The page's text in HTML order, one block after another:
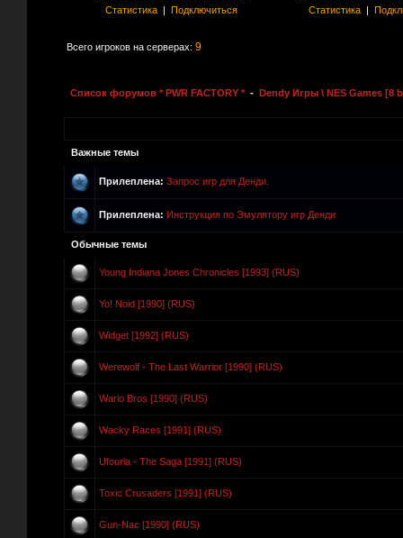
Статистика| Подключиться
Статистика|
Всего игроков на серверах: 9
Список форумов * PWR FACTORY * - Dendy Игры \ NES Games [8
Важные темы
Прилеплена: Запрос игр для Денди.
Прилеплена: Инструкция по Эмулятору игр Денди
Обычные темы
Young Indiana Jones Chronicles [1993] (RUS)
Yo! Noid [1990] (RUS)
Widget [1992] (RUS)
Werewolf - The Last Warrior [1990] (RUS)
Wario Bros [1990] (RUS)
Wacky Races [1991] (RUS)
Ufouria - The Saga [1991] (RUS)
Toxic Crusaders [1991] (RUS)
Gun-Nac [1990] (RUS)